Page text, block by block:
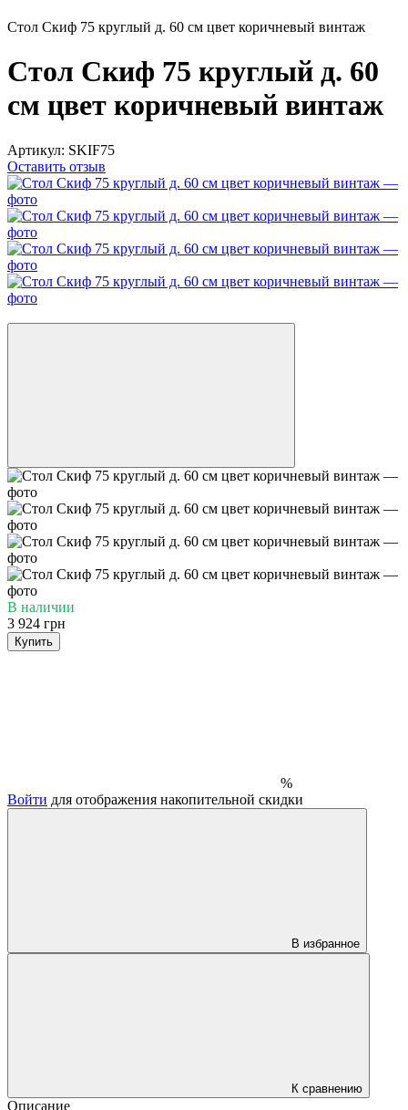
Стол Скиф 75 круглый д. 60 см цвет коричневый винтаж
Стол Скиф 75 круглый д. 60
см цвет коричневый винтаж
Артикул: SKIF75
Оставить отзыв
В наличии
3 924 грн
Купить
%
Войти для отображения накопительной скидки
В избранное
К сравнению
Описание